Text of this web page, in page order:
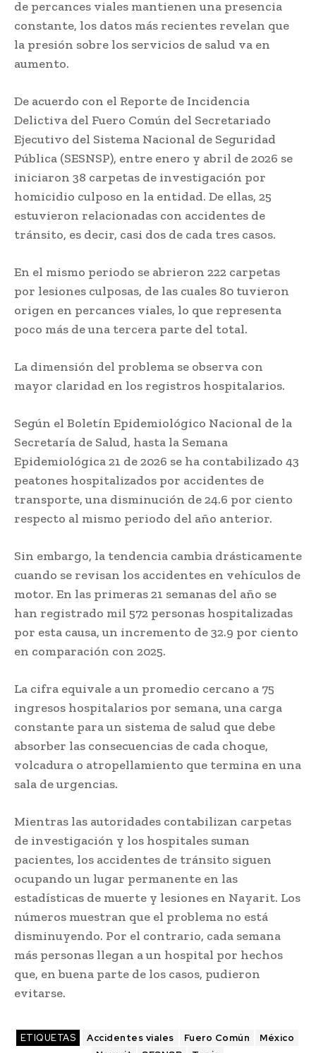
de percances viales mantienen una presencia
constante, los datos más recientes revelan que
la presión sobre los servicios de salud va en
aumento.
De acuerdo con el Reporte de Incidencia
Delictiva del Fuero Común del Secretariado
Ejecutivo del Sistema Nacional de Seguridad
Pública (SESNSP), entre enero y abril de 2026 se
iniciaron 38 carpetas de investigación por
homicidio culposo en la entidad. De ellas, 25
estuvieron relacionadas con accidentes de
tránsito, es decir, casi dos de cada tres casos.
En el mismo periodo se abrieron 222 carpetas
por lesiones culposas, de las cuales 80 tuvieron
origen en percances viales, lo que representa
poco más de una tercera parte del total.
La dimensión del problema se observa con
mayor claridad en los registros hospitalarios.
Según el Boletín Epidemiológico Nacional de la
Secretaría de Salud, hasta la Semana
Epidemiológica 21 de 2026 se ha contabilizado 43
peatones hospitalizados por accidentes de
transporte, una disminución de 24.6 por ciento
respecto al mismo periodo del año anterior.
Sin embargo, la tendencia cambia drásticamente
cuando se revisan los accidentes en vehículos de
motor. En las primeras 21 semanas del año se
han registrado mil 572 personas hospitalizadas
por esta causa, un incremento de 32.9 por ciento
en comparación con 2025.
La cifra equivale a un promedio cercano a 75
ingresos hospitalarios por semana, una carga
constante para un sistema de salud que debe
absorber las consecuencias de cada choque,
volcadura o atropellamiento que termina en una
sala de urgencias.
Mientras las autoridades contabilizan carpetas
de investigación y los hospitales suman
pacientes, los accidentes de tránsito siguen
ocupando un lugar permanente en las
estadísticas de muerte y lesiones en Nayarit. Los
números muestran que el problema no está
disminuyendo. Por el contrario, cada semana
más personas llegan a un hospital por hechos
que, en buena parte de los casos, pudieron
evitarse.
ETIQUETAS Accidentes viales Fuero Común
México